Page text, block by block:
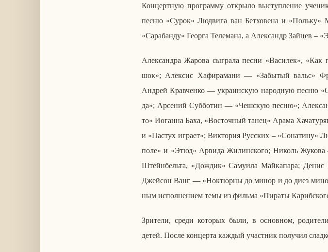
Кон­церт­ную про­грам­му от­кры­ло вы­ступ­ле­ние
песню «Сурок» Лю­дви­га ван Бет­хо­ве­на и «Польку»
«Са­ра­бан­ду» Георга Те­ле­ма­на, а Алек­сандр Зайцев –
Алек­сандра Жарова сыг­ра­ла песни «Ва­си­лек»,
шок»; Алек­сис Ха­фи­ра­ма­ни — «За­бы­тый вальс»
Андрей Кра­вчен­ко — укра­ин­скую на­род­ную песню
да»; Ар­се­ний Суб­бо­тин — «Чеш­скую песню»;
то» Иоган­на Баха, «Во­сточ­ный танец» Арама
и «Пастух играет»; Вик­то­рия Рус­ских – «Со­на­ти­ну»
поле» и «Этюд» Арвида Жи­лин­ско­го; Николь
Штейн­бель­та, «Дождик» Са­му­и­ла Май­ка­па­ра;
Джей­сон Ванг — «Нок­тюр­ны до минор и до диез
ным ис­пол­не­ни­ем темы из фильма «Пираты
Зри­те­ли, среди ко­то­рых были, в ос­нов­ном,
детей. После кон­цер­та каждый участ­ник по­лу­чил